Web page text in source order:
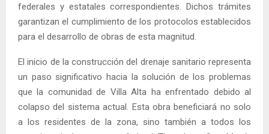
federales y estatales correspondientes. Dichos trámites
garantizan el cumplimiento de los protocolos establecidos
para el desarrollo de obras de esta magnitud.
El inicio de la construcción del drenaje sanitario representa
un paso significativo hacia la solución de los problemas
que la comunidad de Villa Alta ha enfrentado debido al
colapso del sistema actual. Esta obra beneficiará no solo
a los residentes de la zona, sino también a todos los